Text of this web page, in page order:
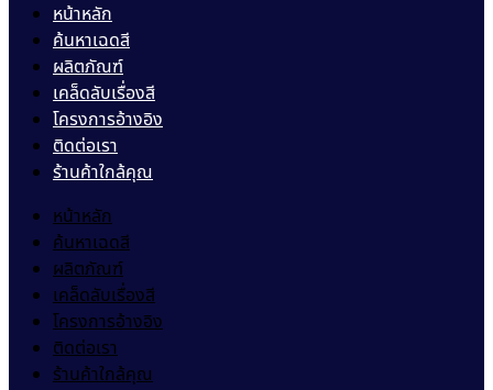
หน้าหลัก
ค้นหาเฉดสี
ผลิตภัณฑ์
เคล็ดลับเรื่องสี
โครงการอ้างอิง
ติดต่อเรา
ร้านค้าใกล้คุณ
หน้าหลัก
ค้นหาเฉดสี
ผลิตภัณฑ์
เคล็ดลับเรื่องสี
โครงการอ้างอิง
ติดต่อเรา
ร้านค้าใกล้คุณ